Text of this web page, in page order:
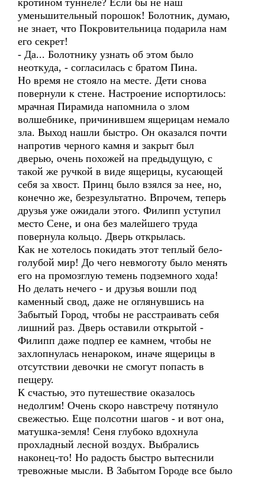
кротином туннеле? Если бы не наш
уменьшительный порошок! Болотник, думаю,
не знает, что Покровительница подарила нам
его секрет!
- Да... Болотнику узнать об этом было
неоткуда, - согласилась с братом Пина.
Но время не стояло на месте. Дети снова
повернули к стене. Настроение испортилось:
мрачная Пирамида напомнила о злом
волшебнике, причинившем ящерицам немало
зла. Выход нашли быстро. Он оказался почти
напротив черного камня и закрыт был
дверью, очень похожей на предыдущую, с
такой же ручкой в виде ящерицы, кусающей
себя за хвост. Принц было взялся за нее, но,
конечно же, безрезультатно. Впрочем, теперь
друзья уже ожидали этого. Филипп уступил
место Сене, и она без малейшего труда
повернула кольцо. Дверь открылась.
Как не хотелось покидать этот теплый бело-
голубой мир! До чего невмоготу было менять
его на промозглую темень подземного хода!
Но делать нечего - и друзья вошли под
каменный свод, даже не оглянувшись на
Забытый Город, чтобы не расстраивать себя
лишний раз. Дверь оставили открытой -
Филипп даже подпер ее камнем, чтобы не
захлопнулась ненароком, иначе ящерицы в
отсутствии девочки не смогут попасть в
пещеру.
К счастью, это путешествие оказалось
недолгим! Очень скоро навстречу потянуло
свежестью. Еще полсотни шагов - и вот она,
матушка-земля! Сеня глубоко вдохнула
прохладный лесной воздух. Выбрались
наконец-то! Но радость быстро вытеснили
тревожные мысли. В Забытом Городе все было